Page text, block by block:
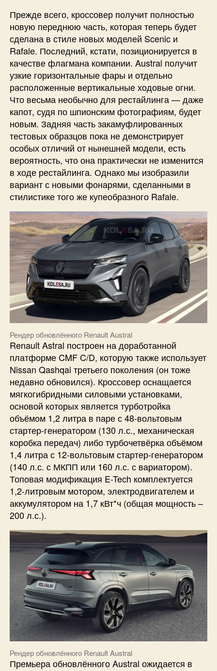
Прежде всего, кроссовер получит полностью
новую переднюю часть, которая теперь будет
сделана в стиле новых моделей Scenic и
Rafale. Последний, кстати, позиционируется в
качестве флагмана компании. Austral получит
узкие горизонтальные фары и отдельно
расположенные вертикальные ходовые огни.
Что весьма необычно для рестайлинга — даже
капот, судя по шпионским фотографиям, будет
новым. Задняя часть закамуфлированных
тестовых образцов пока не демонстрирует
особых отличий от нынешней модели, есть
вероятность, что она практически не изменится
в ходе рестайлинга. Однако мы изобразили
вариант с новыми фонарями, сделанными в
стилистике того же купеобразного Rafale.
Рендер обновлённого Renault Austral
Renault Astral построен на доработанной
платформе CMF C/D, которую также использует
Nissan Qashqai третьего поколения (он тоже
недавно обновился). Кроссовер оснащается
мягкогибридными силовыми установками,
основой которых является турботройка
объёмом 1,2 литра в паре с 48-вольтовым
стартер-генератором (130 л.с., механическая
коробка передач) либо турбочетвёрка объёмом
1,4 литра с 12-вольтовым стартер-генератором
(140 л.с. с МКПП или 160 л.с. с вариатором).
Топовая модификация E-Tech комплектуется
1,2-литровым мотором, электродвигателем и
аккумулятором на 1,7 кВт*ч (общая мощность –
200 л.с.).
Рендер обновлённого Renault Austral
Премьера обновлённого Austral ожидается в